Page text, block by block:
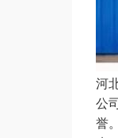
河
公
誉